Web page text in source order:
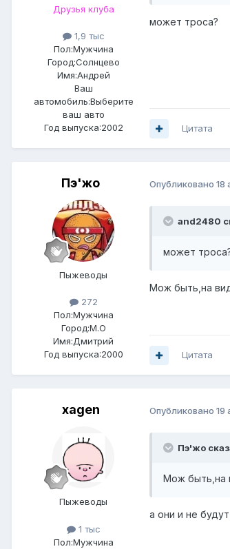
Друзья клуба
1,9 тыс
Пол:Мужчина
Город:Солнцево
Имя:Андрей
Ваш
автомобиль:Выберите
ваш авто
Год выпуска:2002
может троса?
Цитата
Пэ'жо
Пыжеводы
272
Пол:Мужчина
Город:М.О
Имя:Дмитрий
Год выпуска:2000
Опубликовано 18
and2480
может
Мож быть,на
Цитата
xagen
Пыжеводы
1 тыс
Пол:Мужчина
Опубликовано 19
Пэ'жо
Мож быть,на
а они и не